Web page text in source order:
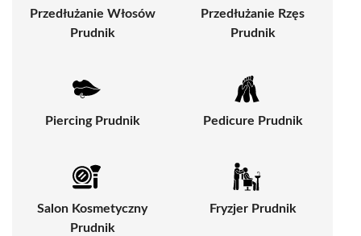
Przedłużanie Włosów
Prudnik
Przedłużanie Rzęs
Prudnik
Piercing Prudnik Pedicure Prudnik
Salon Kosmetyczny
Prudnik
Fryzjer Prudnik